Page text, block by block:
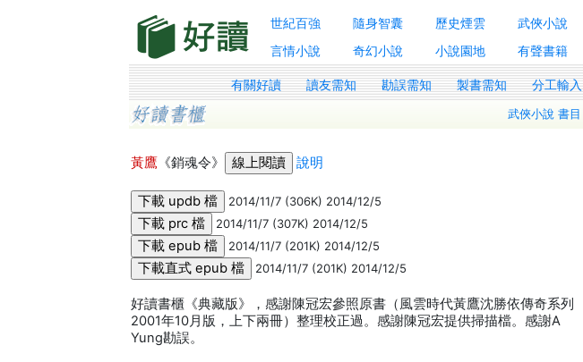
世紀百強 隨身智囊 歷史煙雲 武俠小說
言情小說
奇幻小說 小說園地 有聲書籍
有關好讀 讀友需知 勘誤需知 製書需知 分工輸入
武俠小說 書目
黃鷹 《銷魂令》 說明
2014/11/7 (306K) 2014/12/5
2014/11/7 (307K) 2014/12/5
2014/11/7 (201K) 2014/12/5
2014/11/7 (201K) 2014/12/5
好讀書櫃《典藏版》，感謝陳冠宏參照原書（風雲時代黃鷹沈勝依傳奇系列
2001年10月版，上下兩冊）整理校正過。感謝陳冠宏提供掃描檔。感謝A
Yung勘誤。